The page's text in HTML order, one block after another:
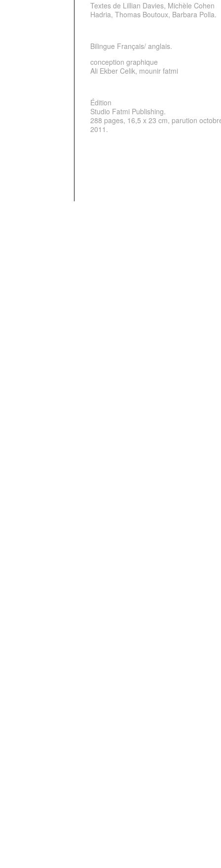
Textes de Lillian Davies, Michèle Cohen
Hadria, Thomas Boutoux, Barbara Polla.
Bilingue Français/ anglais.
conception graphique
Ali Ekber Celik, mounir fatmi
Édition
Studio Fatmi Publishing.
288 pages, 16,5 x 23 cm, parution
2011.